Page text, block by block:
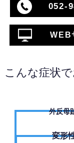
052-
WEB
こんな症状
外反母
変形